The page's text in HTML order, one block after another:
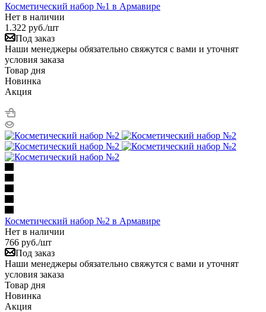
Косметический набор №1 в Армавире
Нет в наличии
1.322 руб./шт
Под заказ
Наши менеджеры обязательно свяжутся с вами и уточнят
условия заказа
Товар дня
Новинка
Акция
Косметический набор №2 в Армавире
Нет в наличии
766 руб./шт
Под заказ
Наши менеджеры обязательно свяжутся с вами и уточнят
условия заказа
Товар дня
Новинка
Акция